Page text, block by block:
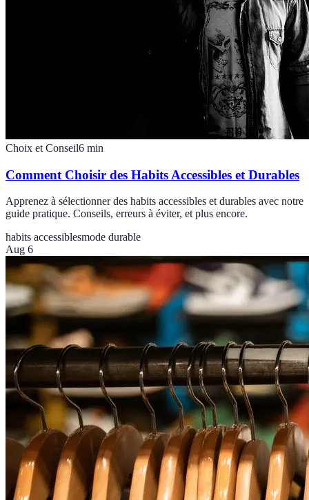
Choix et Conseil6 min
Comment Choisir des Habits Accessibles et Durables
Apprenez à sélectionner des habits accessibles et durables avec notre
guide pratique. Conseils, erreurs à éviter, et plus encore.
habits accessiblesmode durable
Aug 6